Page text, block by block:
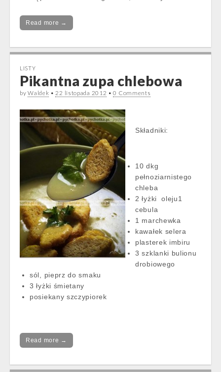
Read more →
LISTY
Pikantna zupa chlebowa
byWaldek •22 listopada 2012 •0 Comments
Składniki:
10 dkg
pełnoziarnistego
chleba
2 łyżki oleju1
cebula
1 marchewka
kawałek selera
plasterek imbiru
3 szklanki bulionu
drobiowego
sól, pieprz do smaku
3 łyżki śmietany
posiekany szczypiorek
Read more →